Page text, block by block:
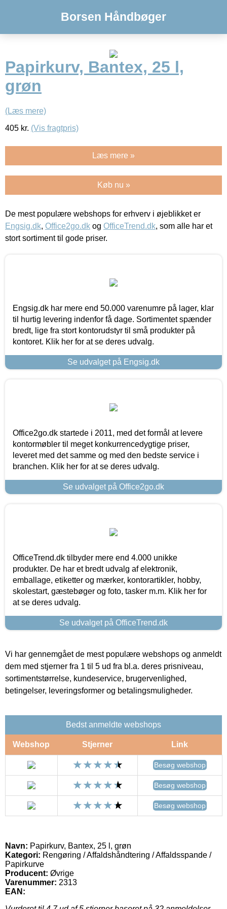
Borsen Håndbøger
Papirkurv, Bantex, 25 l,
grøn
(Læs mere)
405 kr. (Vis fragtpris)
Læs mere »
Køb nu »
De mest populære webshops for erhverv i øjeblikket er
Engsig.dk, Office2go.dk og OfficeTrend.dk, som alle har et
stort sortiment til gode priser.
Engsig.dk har mere end 50.000 varenumre på lager, klar
til hurtig levering indenfor få dage. Sortimentet spænder
bredt, lige fra stort kontorudstyr til små produkter på
kontoret. Klik her for at se deres udvalg.
Se udvalget på Engsig.dk
Office2go.dk startede i 2011, med det formål at levere
kontormøbler til meget konkurrencedygtige priser,
leveret med det samme og med den bedste service i
branchen. Klik her for at se deres udvalg.
Se udvalget på Office2go.dk
OfficeTrend.dk tilbyder mere end 4.000 unikke
produkter. De har et bredt udvalg af elektronik,
emballage, etiketter og mærker, kontorartikler, hobby,
skolestart, gæstebøger og foto, tasker m.m. Klik her for
at se deres udvalg.
Se udvalget på OfficeTrend.dk
Vi har gennemgået de mest populære webshops og anmeldt
dem med stjerner fra 1 til 5 ud fra bl.a. deres prisniveau,
sortimentstørrelse, kundeservice, brugervenlighed,
betingelser, leveringsformer og betalingsmuligheder.
Bedst anmeldte webshops
Webshop Stjerner Link
Besøg webshop
Besøg webshop
Besøg webshop
Navn: Papirkurv, Bantex, 25 l, grøn
Kategori: Rengøring / Affaldshåndtering / Affaldsspande /
Papirkurve
Producent: Øvrige
Varenummer: 2313
EAN: